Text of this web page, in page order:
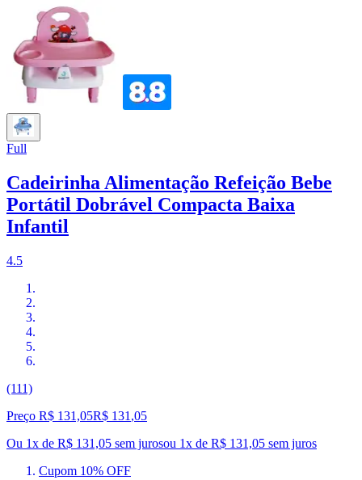
Full
Cadeirinha Alimentação Refeição Bebe
Portátil Dobrável Compacta Baixa
Infantil
4.5
(111)
Preço R$ 131,05R$ 131 ,05
Ou 1x de R$ 131,05 sem jurosou 1x de R$ 131,05 sem juros
Cupom 10% OFF